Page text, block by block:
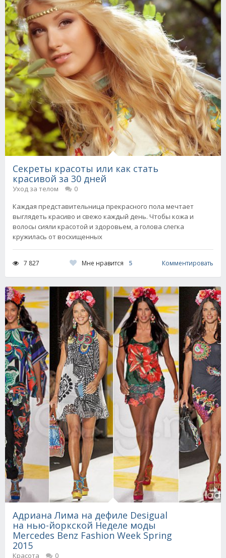
Секреты красоты или как стать
красивой за 30 дней
Уход за телом
0
Каждая представительница прекрасного пола мечтает
выглядеть красиво и свежо каждый день. Чтобы кожа и
волосы сияли красотой и здоровьем, а голова слегка
кружилась от восхищенных
7 827 Мне нравится 5 Комментировать
Адриана Лима на дефиле Desigual
на нью-йоркской Неделе моды
Mercedes Benz Fashion Week Spring
2015
Красота
0